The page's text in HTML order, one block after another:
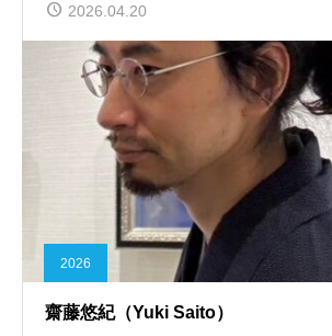
2026.04.20
2026
齋藤悠紀（Yuki Saito）